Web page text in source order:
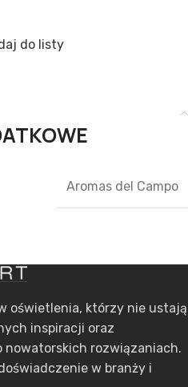
do listy
Aromas del Campo
oświetlenia, którzy nie ustają
inspiracji oraz
nowatorskich rozwiązaniach.
w branży i